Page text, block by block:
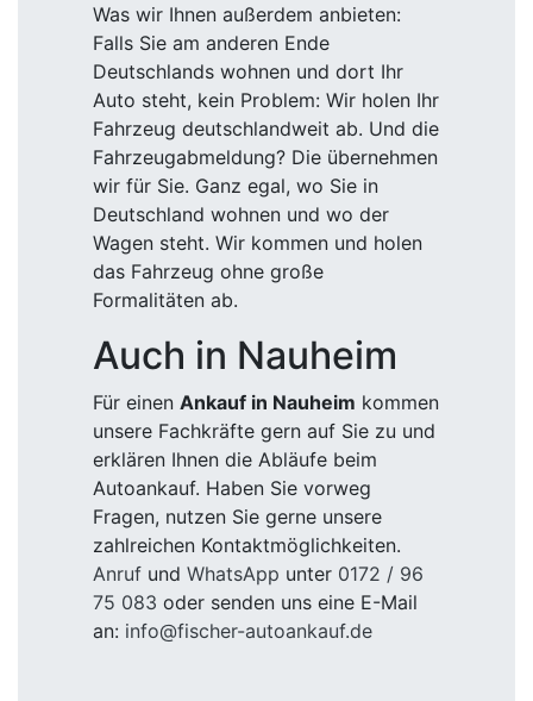
Was wir Ihnen außerdem anbieten:
Falls Sie am anderen Ende
Deutschlands wohnen und dort Ihr
Auto steht, kein Problem: Wir holen Ihr
Fahrzeug deutschlandweit ab. Und die
Fahrzeugabmeldung? Die übernehmen
wir für Sie. Ganz egal, wo Sie in
Deutschland wohnen und wo der
Wagen steht. Wir kommen und holen
das Fahrzeug ohne große
Formalitäten ab.
Auch in Nauheim
Für einen Ankauf in Nauheim kommen
unsere Fachkräfte gern auf Sie zu und
erklären Ihnen die Abläufe beim
Autoankauf. Haben Sie vorweg
Fragen, nutzen Sie gerne unsere
zahlreichen Kontaktmöglichkeiten.
Anruf und WhatsApp unter 0172 / 96
75 083 oder senden uns eine E-Mail
an: info@fischer-autoankauf.de